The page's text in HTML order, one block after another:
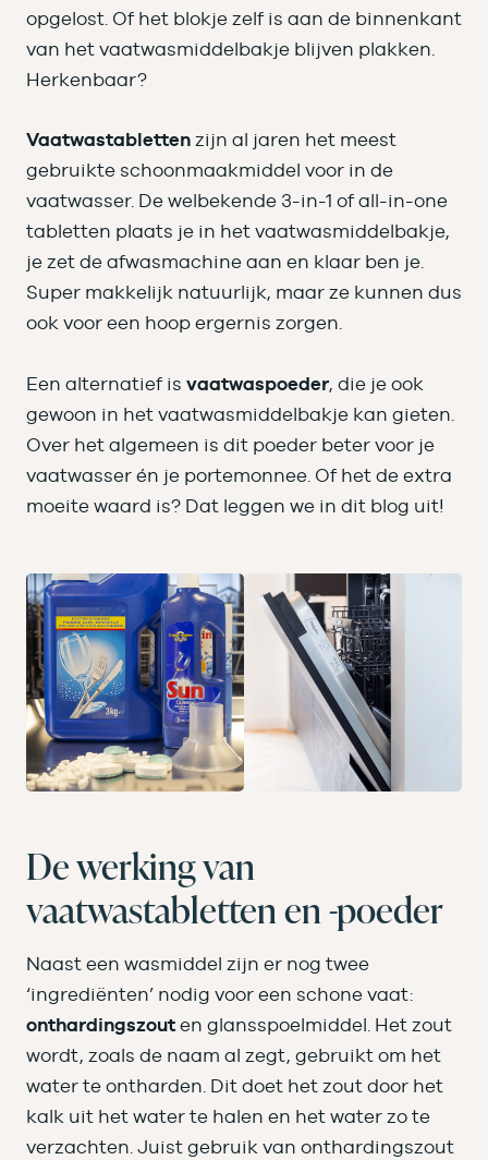
opgelost. Of het blokje zelf is aan de binnenkant
van het vaatwasmiddelbakje blijven plakken.
Herkenbaar?
Vaatwastabletten zijn al jaren het meest
gebruikte schoonmaakmiddel voor in de
vaatwasser. De welbekende 3-in-1 of all-in-one
tabletten plaats je in het vaatwasmiddelbakje,
je zet de afwasmachine aan en klaar ben je.
Super makkelijk natuurlijk, maar ze kunnen dus
ook voor een hoop ergernis zorgen.
Een alternatief is vaatwaspoeder, die je ook
gewoon in het vaatwasmiddelbakje kan gieten.
Over het algemeen is dit poeder beter voor je
vaatwasser én je portemonnee. Of het de extra
moeite waard is? Dat leggen we in dit blog uit!
De werking van
vaatwastabletten en -poeder
Naast een wasmiddel zijn er nog twee
‘ingrediënten’ nodig voor een schone vaat:
onthardingszouten glansspoelmiddel. Het zout
wordt, zoals de naam al zegt, gebruikt om het
water te ontharden. Dit doet het zout door het
kalk uit het water te halen en het water zo te
verzachten. Juist gebruik van onthardingszout